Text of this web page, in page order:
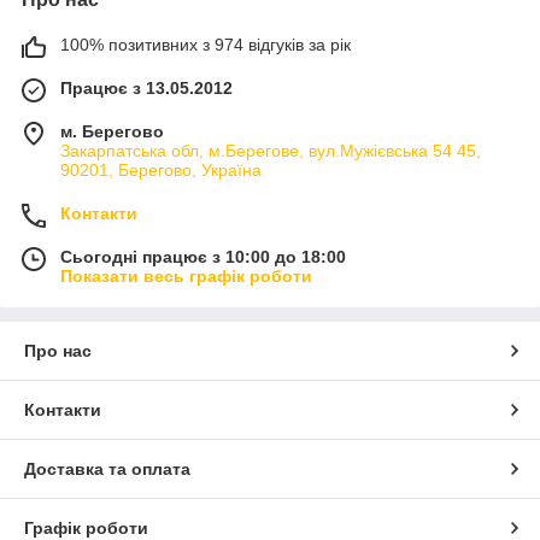
100% позитивних з 974 відгуків за рік
Працює з 13.05.2012
м. Берегово
Закарпатська обл, м.Берегове, вул.Мужієвська 54 45,
90201, Берегово, Україна
Контакти
Сьогодні працює з 10:00 до 18:00
Показати весь графік роботи
Про нас
Контакти
Доставка та оплата
Графік роботи